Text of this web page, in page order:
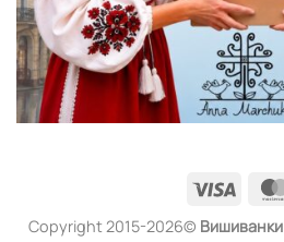
Visa
Copyright 2015-2026© Вишиванки